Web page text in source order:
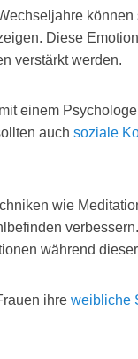
Diese
verstärkt werden.
einem
auch soziale
wie
während
ihre weibliche